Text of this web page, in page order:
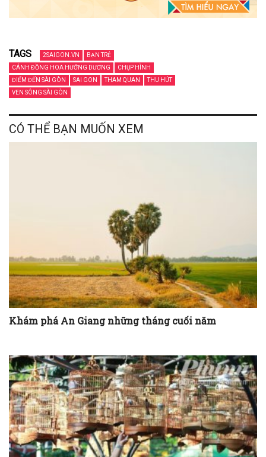
TAGS 2SAIGON.VN
BẠN TRẺ
CÁNH ĐỒNG HOA HƯỚNG DƯƠNG
CHỤP HÌNH
ĐIỂM ĐẾN SÀI GÒN
SAI GON THAM QUAN
THU HÚT
VEN SÔNG SÀI GÒN
CÓ THỂ BẠN MUỐN XEM
Khám phá An Giang những tháng cuối năm